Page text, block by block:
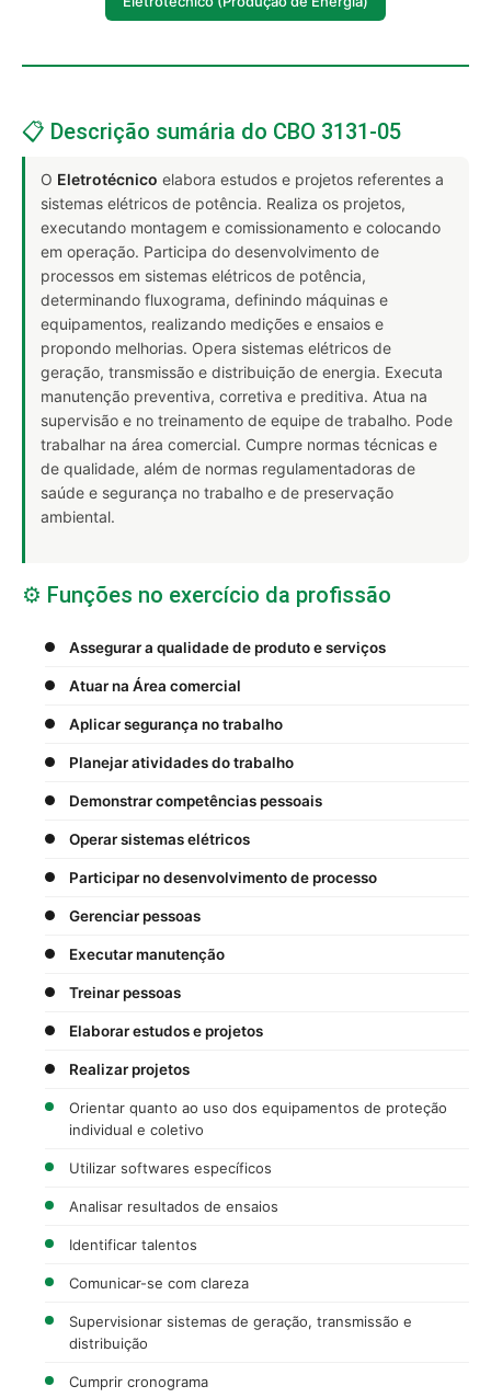
📋 Descrição sumária do CBO 3131-05
O Eletrotécnico elabora estudos e projetos referentes a
sistemas elétricos de potência. Realiza os projetos,
executando montagem e comissionamento e colocando
em operação. Participa do desenvolvimento de
processos em sistemas elétricos de potência,
determinando fluxograma, definindo máquinas e
equipamentos, realizando medições e ensaios e
propondo melhorias. Opera sistemas elétricos de
geração, transmissão e distribuição de energia. Executa
manutenção preventiva, corretiva e preditiva. Atua na
supervisão e no treinamento de equipe de trabalho. Pode
trabalhar na área comercial. Cumpre normas técnicas e
de qualidade, além de normas regulamentadoras de
saúde e segurança no trabalho e de preservação
ambiental.
⚙️ Funções no exercício da profissão
Assegurar a qualidade de produto e serviços
Atuar na Área comercial
Aplicar segurança no trabalho
Planejar atividades do trabalho
Demonstrar competências pessoais
Operar sistemas elétricos
Participar no desenvolvimento de processo
Gerenciar pessoas
Executar manutenção
Treinar pessoas
Elaborar estudos e projetos
Realizar projetos
Orientar quanto ao uso dos equipamentos de proteção
individual e coletivo
Utilizar softwares específicos
Analisar resultados de ensaios
Identificar talentos
Comunicar-se com clareza
Supervisionar sistemas de geração, transmissão e
distribuição
Cumprir cronograma